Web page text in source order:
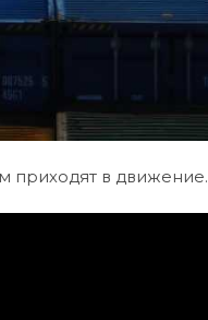
приходят в движение.